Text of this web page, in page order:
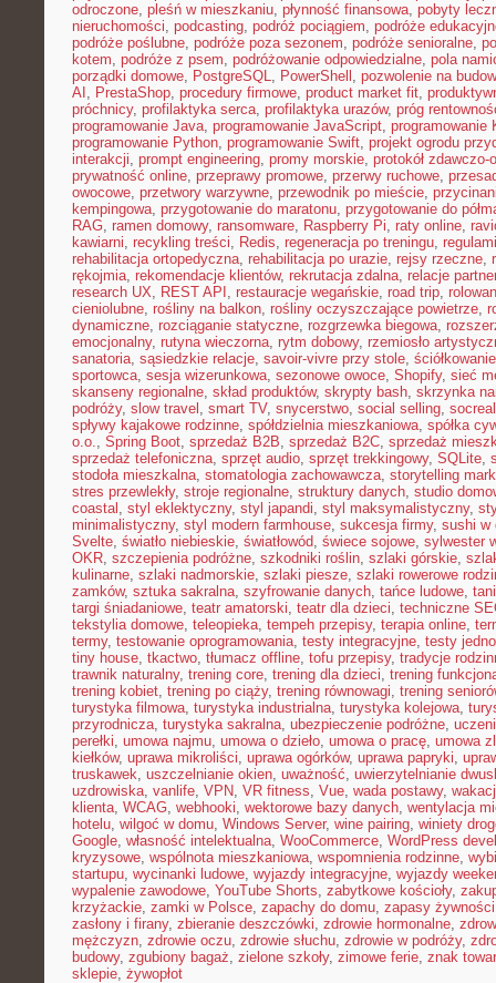
odroczone, pleśń w mieszkaniu, płynność finansowa, pobyty
nieruchomości, podcasting, podróż pociągiem, podróże
podróże poślubne, podróże poza sezonem, podróże senioralne,
kotem, podróże z psem, podróżowanie odpowiedzialne, pola
porządki domowe, PostgreSQL, PowerShell , pozwolenie na
AI , PrestaShop, procedury firmowe, product market fit,
próchnicy, profilaktyka serca, profilaktyka urazów, próg
programowanie Java, programowanie JavaScript, programowanie
programowanie Python, programowanie Swift, projekt ogrodu
interakcji, prompt engineering, promy morskie, protokół zdawczo-
prywatność online, przeprawy promowe, przerwy ruchowe,
owocowe, przetwory warzywne, przewodnik po mieście,
kempingowa, przygotowanie do maratonu, przygotowanie do
RAG, ramen domowy, ransomware, Raspberry Pi, raty online,
kawiarni, recykling treści, Redis, regeneracja po treningu,
rehabilitacja ortopedyczna, rehabilitacja po urazie, rejsy rzeczne,
rękojmia, rekomendacje klientów, rekrutacja zdalna, relacje
research UX, REST API , restauracje wegańskie, road trip,
cieniolubne, rośliny na balkon, rośliny oczyszczające powietrze,
dynamiczne, rozciąganie statyczne, rozgrzewka biegowa,
emocjonalny, rutyna wieczorna, rytm dobowy, rzemiosło
sanatoria, sąsiedzkie relacje, savoir-vivre przy stole, ściółkowanie
sportowca, sesja wizerunkowa, sezonowe owoce, Shopify, sieć
skanseny regionalne, skład produktów, skrypty bash, skrzynka
podróży, slow travel , smart TV, snycerstwo, social selling,
spływy kajakowe rodzinne, spółdzielnia mieszkaniowa, spółka
o.o., Spring Boot, sprzedaż B2B, sprzedaż B2C, sprzedaż
sprzedaż telefoniczna, sprzęt audio, sprzęt trekkingowy, SQLite,
stodoła mieszkalna, stomatologia zachowawcza, storytelling
stres przewlekły, stroje regionalne, struktury danych, studio
coastal , styl eklektyczny, styl japandi, styl maksymalistyczny,
minimalistyczny, styl modern farmhouse, sukcesja firmy, sushi w
Svelte, światło niebieskie, światłowód, świece sojowe, sylwester
OKR, szczepienia podróżne, szkodniki roślin, szlaki górskie,
kulinarne, szlaki nadmorskie, szlaki piesze, szlaki rowerowe
zamków, sztuka sakralna, szyfrowanie danych, tańce ludowe,
targi śniadaniowe, teatr amatorski, teatr dla dzieci, techniczne
tekstylia domowe, teleopieka, tempeh przepisy, terapia online,
termy, testowanie oprogramowania, testy integracyjne, testy
tiny house, tkactwo, tłumacz offline, tofu przepisy, tradycje
trawnik naturalny, trening core, trening dla dzieci, trening
trening kobiet, trening po ciąży, trening równowagi, trening
turystyka filmowa, turystyka industrialna, turystyka kolejowa,
przyrodnicza, turystyka sakralna, ubezpieczenie podróżne,
perełki, umowa najmu, umowa o dzieło, umowa o pracę, umowa
kiełków, uprawa mikroliści, uprawa ogórków, uprawa papryki,
truskawek, uszczelnianie okien, uważność, uwierzytelnianie
uzdrowiska, vanlife, VPN, VR fitness, Vue, wada postawy,
klienta, WCAG, webhooki, wektorowe bazy danych, wentylacja
hotelu, wilgoć w domu, Windows Server, wine pairing, winiety
Google, własność intelektualna, WooCommerce, WordPress
kryzysowe, wspólnota mieszkaniowa, wspomnienia rodzinne,
startupu, wycinanki ludowe, wyjazdy integracyjne, wyjazdy
wypalenie zawodowe, YouTube Shorts, zabytkowe kościoły,
krzyżackie, zamki w Polsce, zapachy do domu, zapasy żywności
zasłony i firany, zbieranie deszczówki, zdrowie hormonalne,
mężczyzn, zdrowie oczu, zdrowie słuchu, zdrowie w podróży,
budowy, zgubiony bagaż, zielone szkoły, zimowe ferie, znak
sklepie, żywopłot